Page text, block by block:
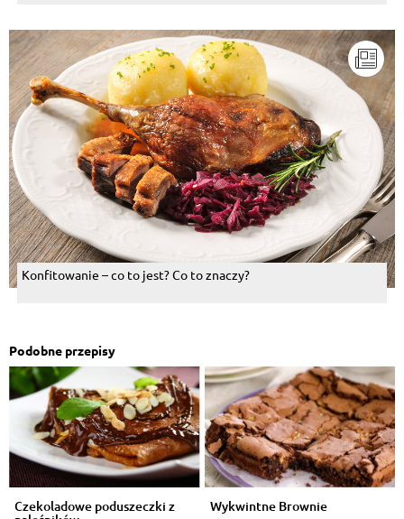
Konfitowanie – co to jest? Co to znaczy?
Podobne przepisy
Czekoladowe poduszeczki z Wykwintne Brownie